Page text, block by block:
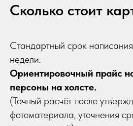
Сколько стоит
Стандартный срок
недели.
Ориентировочный прайс
персоны на холсте.
(Точный расчёт после
фотоматериала, уточнения